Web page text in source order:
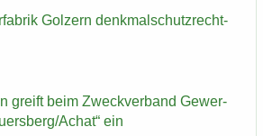
Golz­ern denk­mal­schutz­recht­
greift beim Zweck­ver­band Ge­wer­
Achat“ ein